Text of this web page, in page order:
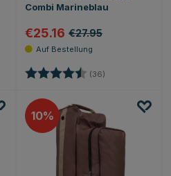
Combi Marineblau
€25.16 €27.95
Bewertung: (36)
10